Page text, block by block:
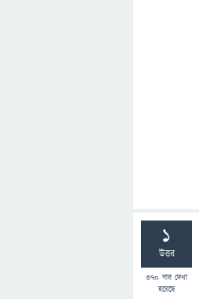
1
উত্তর
370 বার দেখা
হয়েছে